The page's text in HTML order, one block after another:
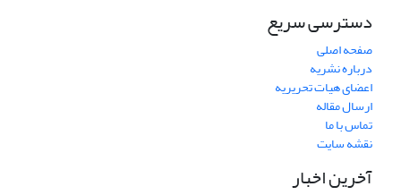
دسترسی سریع
صفحه اصلی
درباره نشریه
اعضای هیات تحریریه
ارسال مقاله
تماس با ما
نقشه سایت
آخرین اخبار